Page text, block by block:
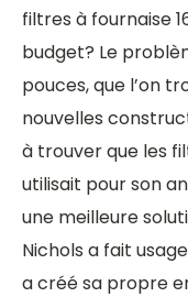
filtres à fournaise
budget? Le
pouces, que l’on
nouvelles
à trouver que les
utilisait pour son
une meilleure
Nichols a fait
a créé sa propre